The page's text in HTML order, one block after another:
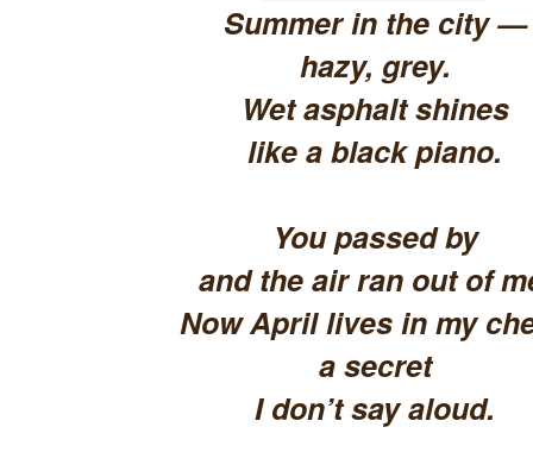
Summer in the city —
hazy, grey.
Wet asphalt shines
like a black piano.
You passed by
and the air ran out of
Now April lives in my
a secret
I don’t say aloud.